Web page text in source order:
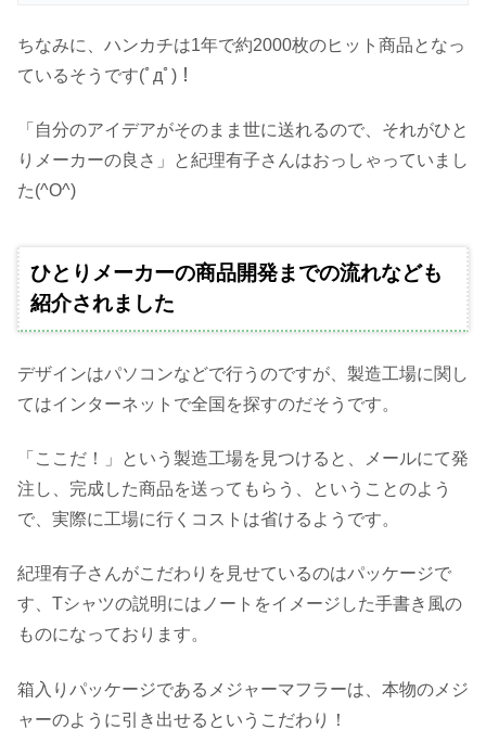
ちなみに、ハンカチは1年で約2000枚のヒット商品となっ
ているそうです(ﾟдﾟ)！
「自分のアイデアがそのまま世に送れるので、それがひと
りメーカーの良さ」と紀理有子さんはおっしゃっていまし
た(^O^)
ひとりメーカーの商品開発までの流れなども
紹介されました
デザインはパソコンなどで行うのですが、製造工場に関し
てはインターネットで全国を探すのだそうです。
「ここだ！」という製造工場を見つけると、メールにて発
注し、完成した商品を送ってもらう、ということのよう
で、実際に工場に行くコストは省けるようです。
紀理有子さんがこだわりを見せているのはパッケージで
す、Tシャツの説明にはノートをイメージした手書き風の
ものになっております。
箱入りパッケージであるメジャーマフラーは、本物のメジ
ャーのように引き出せるというこだわり！